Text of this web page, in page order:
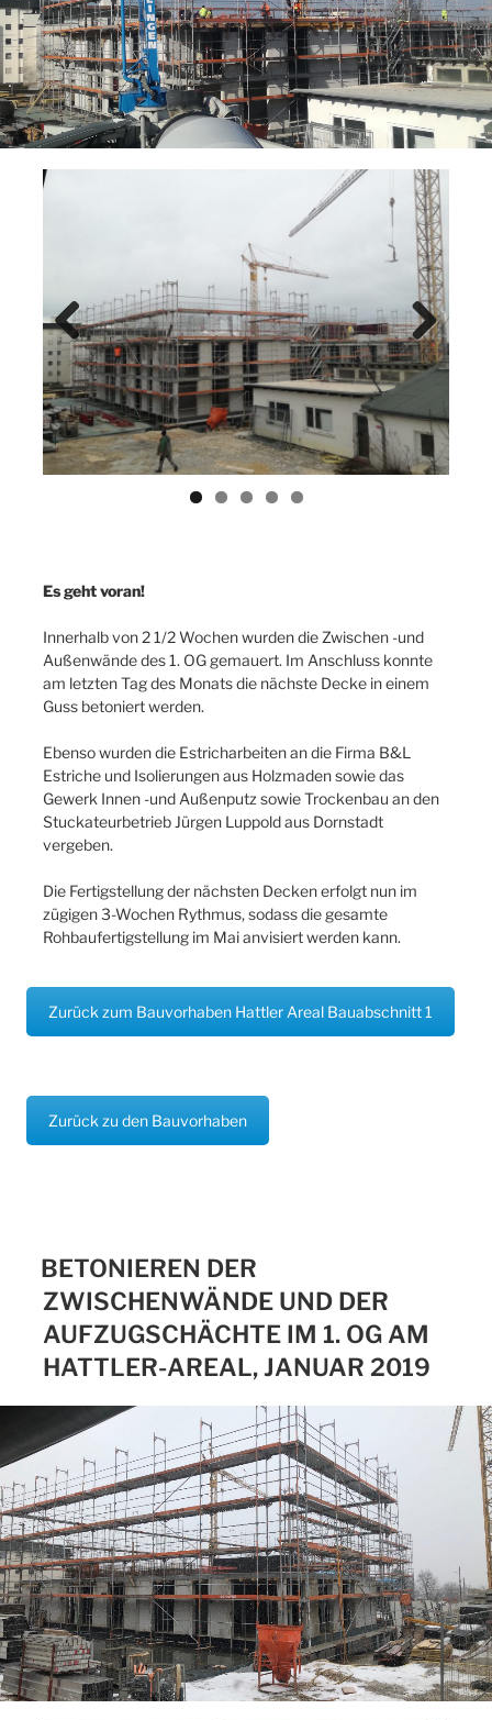
Previ
ous
Next
Es geht voran!
Innerhalb von 2 1/2 Wochen wurden die Zwischen -und
Außenwände des 1. OG gemauert. Im Anschluss konnte
am letzten Tag des Monats die nächste Decke in einem
Guss betoniert werden.
Ebenso wurden die Estricharbeiten an die Firma B&L
Estriche und Isolierungen aus Holzmaden sowie das
Gewerk Innen -und Außenputz sowie Trockenbau an den
Stuckateurbetrieb Jürgen Luppold aus Dornstadt
vergeben.
Die Fertigstellung der nächsten Decken erfolgt nun im
zügigen 3-Wochen Rythmus, sodass die gesamte
Rohbaufertigstellung im Mai anvisiert werden kann.
Zurück zum Bauvorhaben Hattler Areal Bauabschnitt 1
Zurück zu den Bauvorhaben
BETONIEREN DER
ZWISCHENWÄNDE UND DER
AUFZUGSCHÄCHTE IM 1. OG AM
HATTLER-AREAL, JANUAR 2019